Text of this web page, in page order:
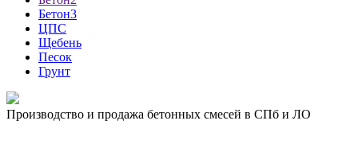
Бетон3
ЦПС
Щебень
Песок
Грунт
Производство и продажа бетонных смесей в СПб и ЛО